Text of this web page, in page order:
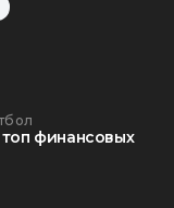
топ финансовых